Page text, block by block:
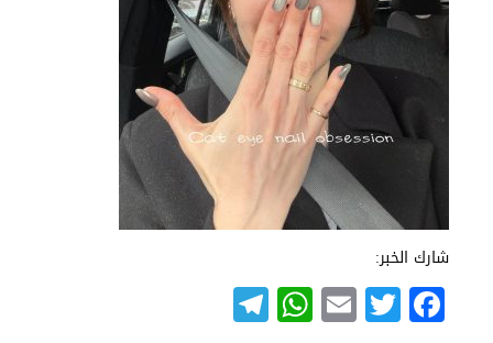
شارك الخبر:
Facebook
Twitter
Email
WhatsApp